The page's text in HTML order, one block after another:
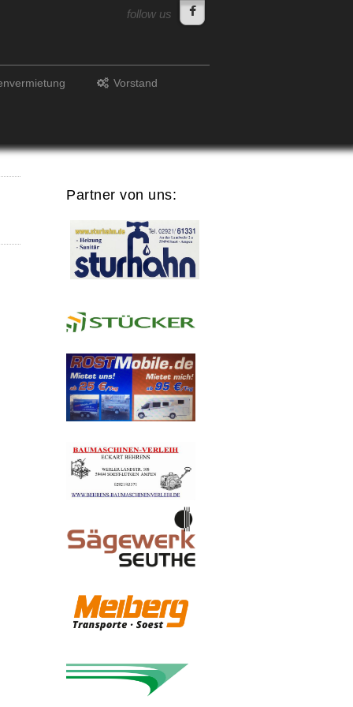
follow us
Vorstand
Partner von uns: